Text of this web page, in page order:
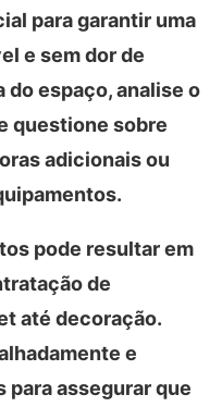
para garantir uma
e sem dor de
do espaço, analise o
questione sobre
adicionais ou
pode resultar em
de
até decoração.
e
assegurar que